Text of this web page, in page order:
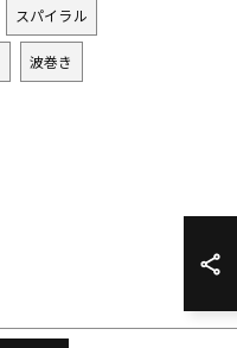
スパイラル
波巻き